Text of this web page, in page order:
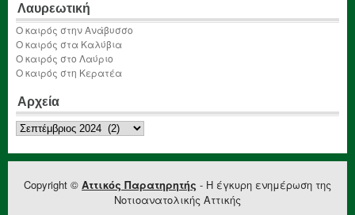
Λαυρεωτική
Ο καιρός στην Ανάβυσσο
Ο καιρός στα Καλύβια
Ο καιρός στο Λαύριο
Ο καιρός στη Κερατέα
Αρχεία
Αρχεία
Copyright © Αττικός Παρατηρητής - Η έγκυρη ενημέρωση της
Νοτιοανατολικής Αττικής